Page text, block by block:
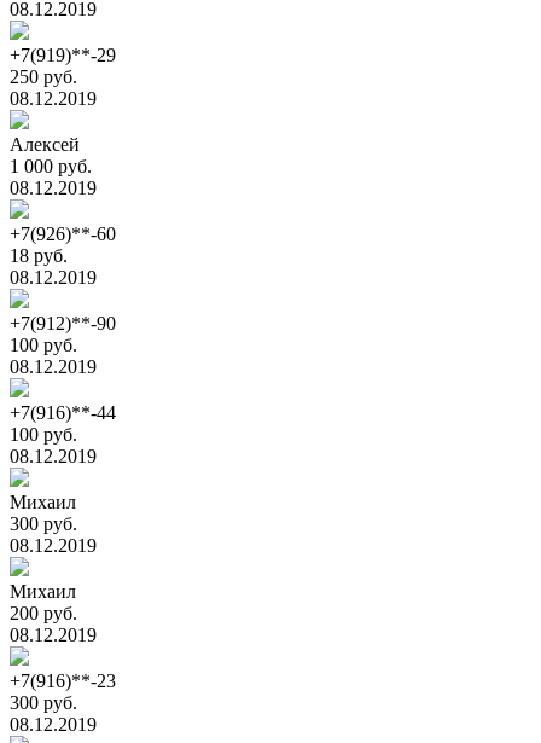
08.12.2019
+7(919)**-29
250 руб.
08.12.2019
Алексей
1 000 руб.
08.12.2019
+7(926)**-60
18 руб.
08.12.2019
+7(912)**-90
100 руб.
08.12.2019
+7(916)**-44
100 руб.
08.12.2019
Михаил
300 руб.
08.12.2019
Михаил
200 руб.
08.12.2019
+7(916)**-23
300 руб.
08.12.2019